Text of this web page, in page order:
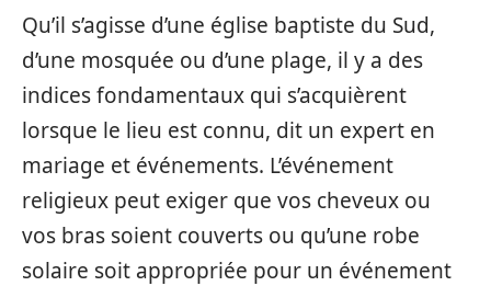
Qu’il s’agisse d’une église baptiste du Sud,
d’une mosquée ou d’une plage, il y a des
indices fondamentaux qui s’acquièrent
lorsque le lieu est connu, dit un expert en
mariage et événements. L’événement
religieux peut exiger que vos cheveux ou
vos bras soient couverts ou qu’une robe
solaire soit appropriée pour un événement